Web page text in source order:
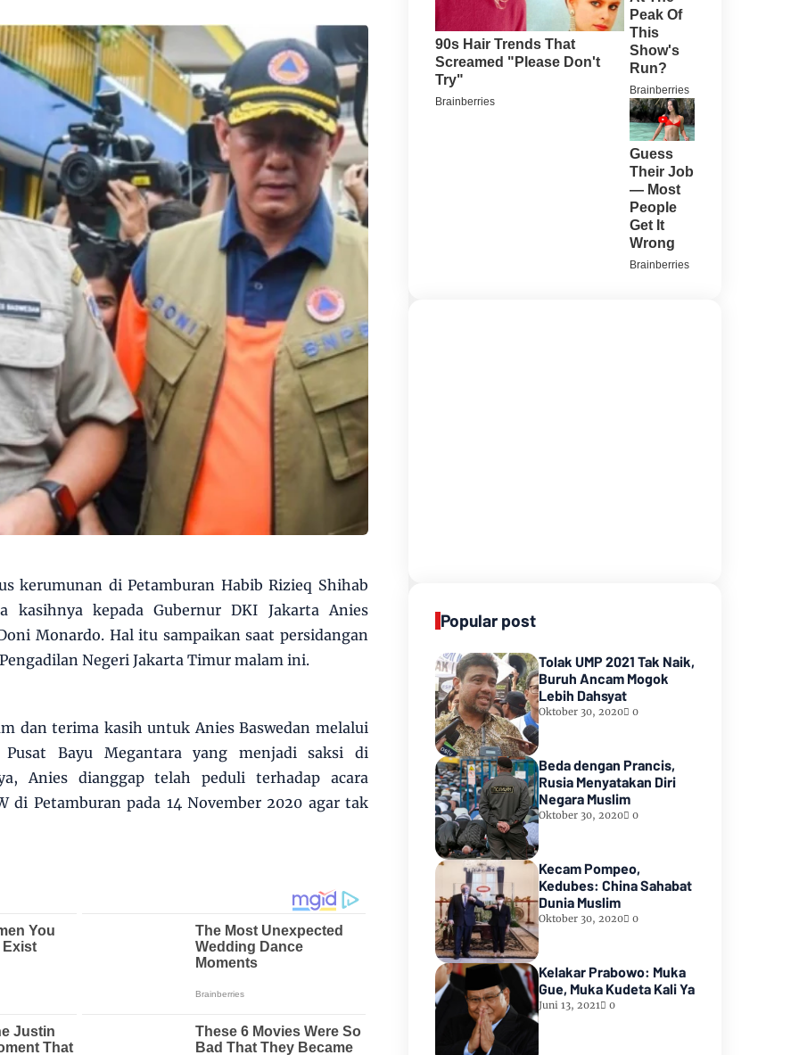
kerumunan di Petamburan Habib Rizieq Shihab
kasihnya kepada Gubernur DKI Jakarta Anies
Monardo. Hal itu sampaikan saat persidangan
Negeri Jakarta Timur malam ini.
dan terima kasih untuk Anies Baswedan melalui
Bayu Megantara yang menjadi saksi di
Anies dianggap telah peduli terhadap acara
di Petamburan pada 14 November 2020 agar tak
Popular post
Tolak UMP 2021 Tak Naik,
Buruh Ancam Mogok
Lebih Dahsyat
Oktober 30, 2020 0
Beda dengan Prancis,
Rusia Menyatakan Diri
Negara Muslim
Oktober 30, 2020 0
Kecam Pompeo,
Kedubes: China Sahabat
Dunia Muslim
Oktober 30, 2020 0
Kelakar Prabowo: Muka
Gue, Muka Kudeta Kali Ya
Juni 13, 2021 0